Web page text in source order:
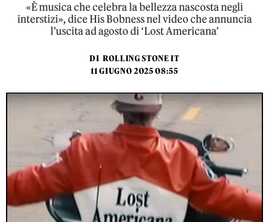
«È musica che celebra la bellezza nascosta negli
interstizi», dice His Bobness nel video che annuncia
l’uscita ad agosto di ‘Lost Americana’
DI ROLLING STONE IT
11 GIUGNO 2025 08:55